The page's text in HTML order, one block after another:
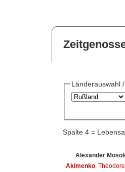
Länderauswahl
Spalte 4 =
Alexander
Akimenko, Théodore